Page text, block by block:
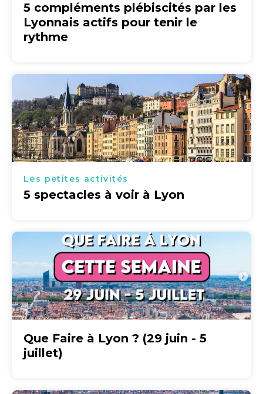
5 compléments plébiscités par les
Lyonnais actifs pour tenir le
rythme
Les petites activités
5 spectacles à voir à Lyon
Que Faire à Lyon ? (29 juin - 5
juillet)